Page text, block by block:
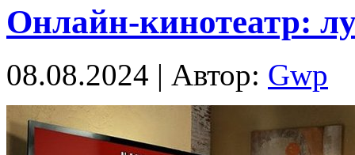
Онлайн-кинотеатр:
08.08.2024 | Автор: Gwp